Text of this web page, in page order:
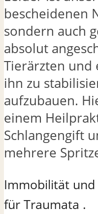
bescheidenen
sondern auch
absolut
Tierärzten und
ihn zu
aufzubauen.
einem
Schlangengift
mehrere
Immobilität und
für Traumata .